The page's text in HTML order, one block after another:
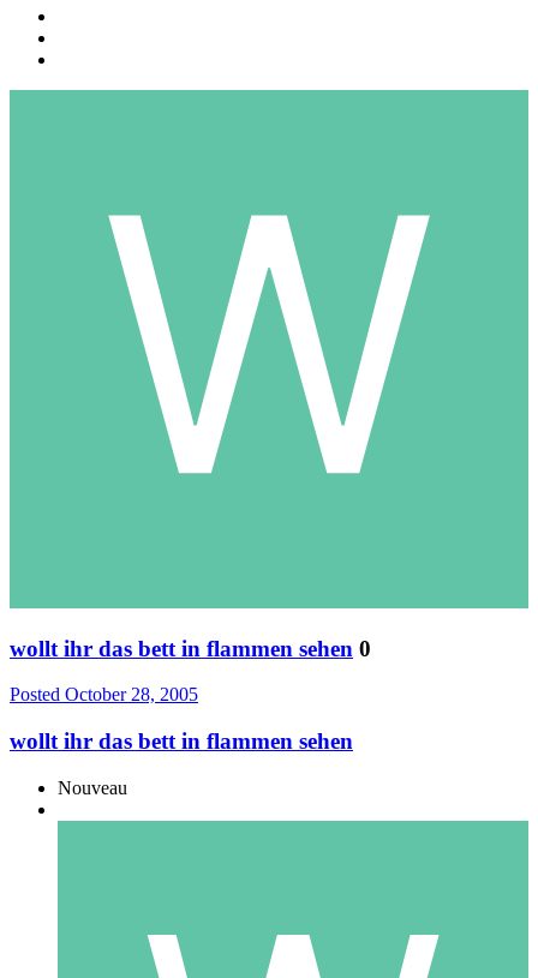
wollt ihr das bett in flammen sehen 0
Posted October 28, 2005
wollt ihr das bett in flammen sehen
Nouveau